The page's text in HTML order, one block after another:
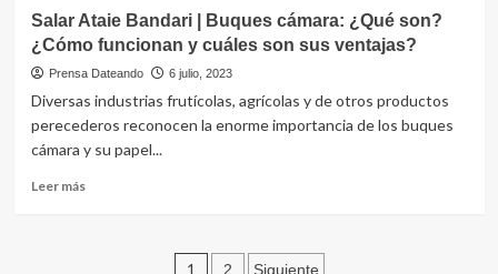
Reza
Ataie
|
Hablemos
contenedores:
¿Qué
Salar Ataie Bandari | Buques cámara: ¿Qué son?
¿Cómo funcionan y cuáles son sus ventajas?
Prensa Dateando 6 julio, 2023
Diversas industrias frutícolas, agrícolas y de otros productos
perecederos reconocen la enorme importancia de los buques
cámara y su papel...
Leer másLeer
1 2 Siguiente